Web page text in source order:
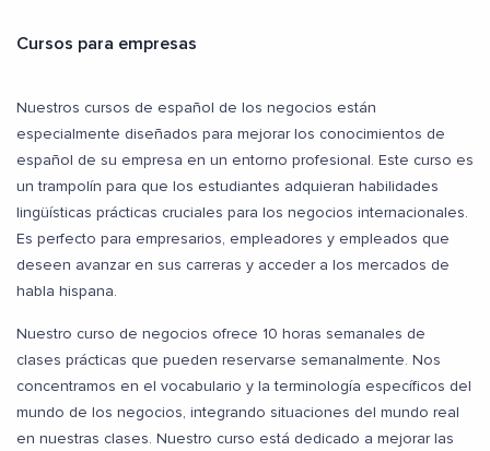
Cursos para empresas
Nuestros cursos de español de los negocios están
especialmente diseñados para mejorar los conocimientos de
español de su empresa en un entorno profesional. Este curso es
un trampolín para que los estudiantes adquieran habilidades
lingüísticas prácticas cruciales para los negocios internacionales.
Es perfecto para empresarios, empleadores y empleados que
deseen avanzar en sus carreras y acceder a los mercados de
habla hispana.
Nuestro curso de negocios ofrece 10 horas semanales de
clases prácticas que pueden reservarse semanalmente. Nos
concentramos en el vocabulario y la terminología específicos del
mundo de los negocios, integrando situaciones del mundo real
en nuestras clases. Nuestro curso está dedicado a mejorar las